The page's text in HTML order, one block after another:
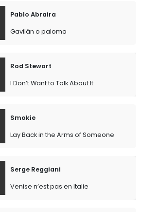
Pablo Abraira
Gavilán o paloma
Rod Stewart
I Don’t Want to Talk About It
Smokie
Lay Back in the Arms of Someone
Serge Reggiani
Venise n’est pas en Italie